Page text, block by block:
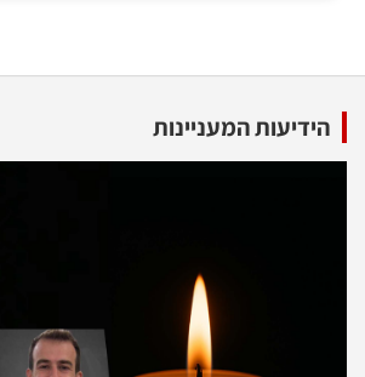
הידיעות המעניינות